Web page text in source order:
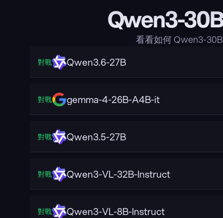
Qwen3-
看看如何 Qwen3-
對戰 Qwen3.6-27B
對戰 gemma-4-26B-A4B-it
對戰 Qwen3.5-27B
對戰 Qwen3-VL-32B-Instruct
對戰 Qwen3-VL-8B-Instruct